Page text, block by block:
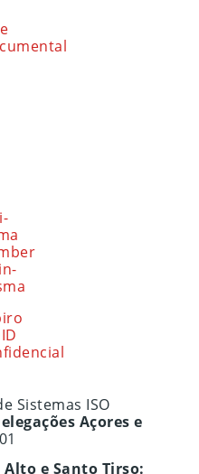
Açores e
e Santo Tirso: